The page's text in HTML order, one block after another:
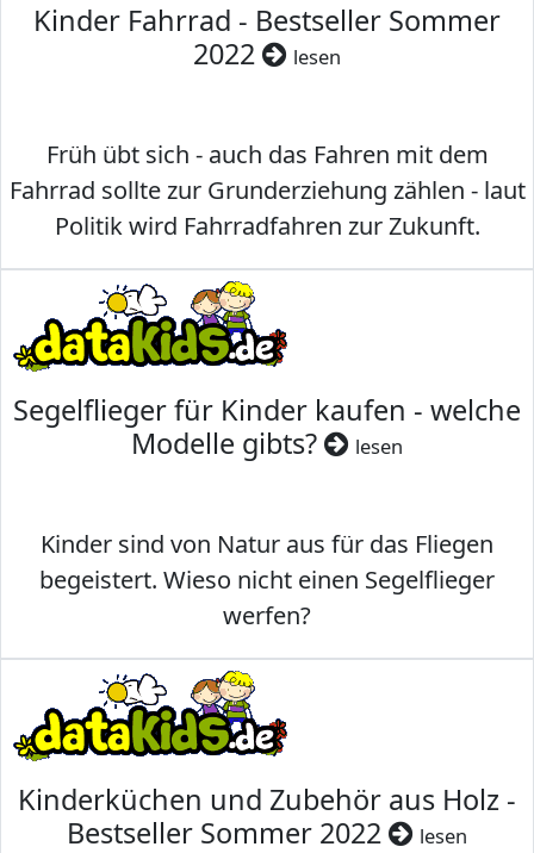
Kinder Fahrrad - Bestseller Sommer
2022
lesen
Früh übt sich - auch das Fahren mit dem
Fahrrad sollte zur Grunderziehung zählen - laut
Politik wird Fahrradfahren zur Zukunft.
Segelflieger für Kinder kaufen - welche
Modelle gibts?
lesen
Kinder sind von Natur aus für das Fliegen
begeistert. Wieso nicht einen Segelflieger
werfen?
Kinderküchen und Zubehör aus Holz -
Bestseller Sommer 2022
lesen